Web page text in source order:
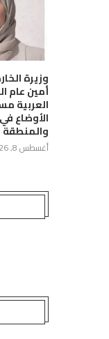
الثقافة تدين
الحوثية حصن
أغسطس 8, 2026
وزيرة
أمين عام
العربية
الأوضاع
والمنطقة
أغسطس 8, 2026